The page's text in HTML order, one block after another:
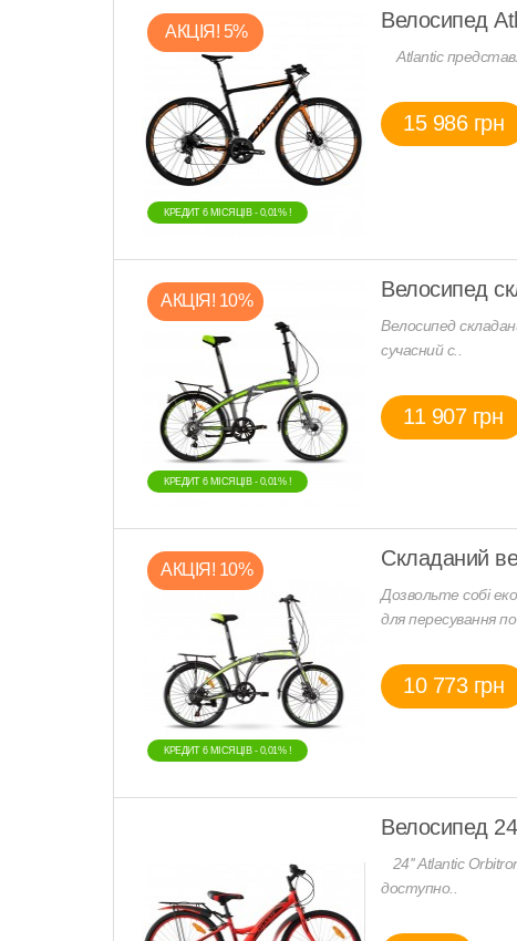
АКЦIЯ! 5%
КРЕДИТ 6 МIСЯЦIВ - 0,01% !
Велосипед
Atlantic
15 986 грн
АКЦIЯ! 10%
КРЕДИТ 6 МIСЯЦIВ - 0,01% !
Велосипед
Велосипед
сучасний с..
11 907 грн
АКЦIЯ! 10%
КРЕДИТ 6 МIСЯЦIВ - 0,01% !
Складаний
Дозвольте собі
для пересування по
10 773 грн
Велосипед
24'' Atlantic
доступно..